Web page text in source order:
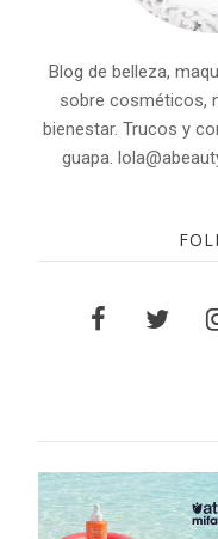
Blog de belleza,
sobre cosméticos,
bienestar. Trucos y
guapa.